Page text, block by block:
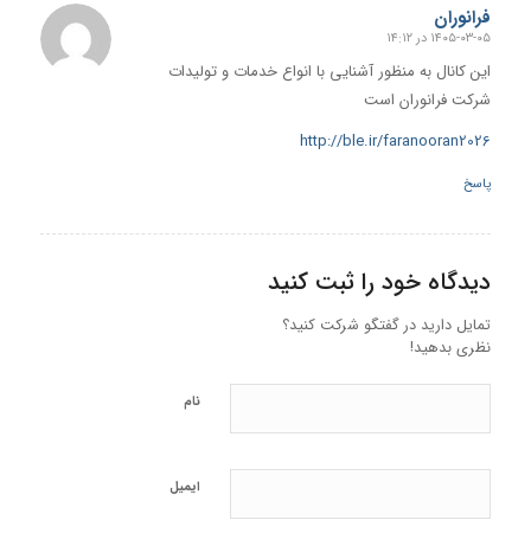
فرانوران
گفته:
۱۴۰۵-۰۳-۰۵ در ۱۴:۱۲
این کانال به منظور آشنایی با انواع خدمات و تولیدات
شرکت فرانوران است
http://ble.ir/faranooran2026
پاسخ
دیدگاه خود را ثبت کنید
تمایل دارید در گفتگو شرکت کنید؟
نظری بدهید!
نام
ایمیل